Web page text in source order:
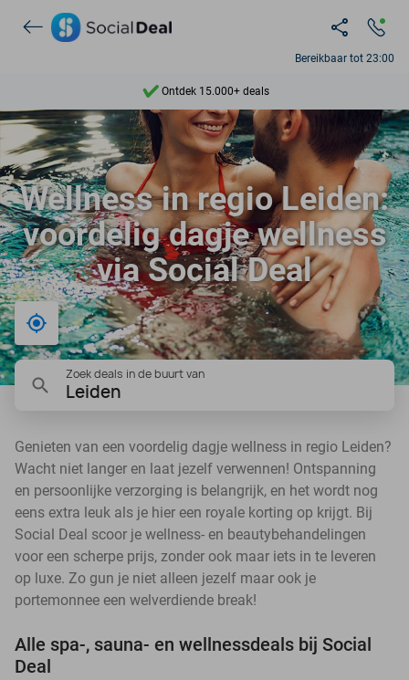
Bereikbaar tot 23:00
Ontdek 15.000+ deals
7 dagen per week beschikbaar
10+ miljoen leden
9,4
Ontdek 15.000+ deals
Wellness in regio Leiden:
voordelig dagje wellness
via Social Deal
Bij mij in de buurt
Zoek deals in de buurt van
Leiden
Genieten van een voordelig dagje wellness in regio Leiden?
Wacht niet langer en laat jezelf verwennen! Ontspanning
en persoonlijke verzorging is belangrijk, en het wordt nog
eens extra leuk als je hier een royale korting op krijgt. Bij
Social Deal scoor je wellness- en beautybehandelingen
voor een scherpe prijs, zonder ook maar iets in te leveren
op luxe. Zo gun je niet alleen jezelf maar ook je
portemonnee een welverdiende break!
Alle spa-, sauna- en wellnessdeals bij Social
Deal